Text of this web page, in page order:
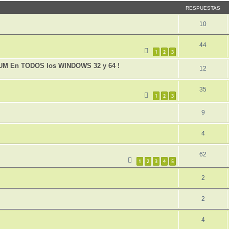
RESPUESTAS
10
1 2 3
44
En TODOS los WINDOWS 32 y 64 ! 12
1 2 3
35
9
4
1 2 3 4 5
62
2
2
4